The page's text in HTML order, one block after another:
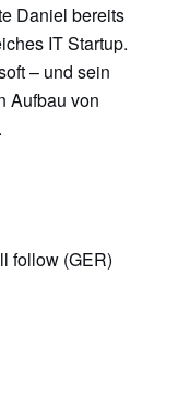
Daniel bereits
IT Startup.
– und sein
Aufbau von
follow (GER)